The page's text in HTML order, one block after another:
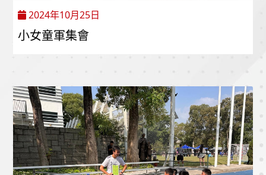
2024年10月25日
小女童軍集會